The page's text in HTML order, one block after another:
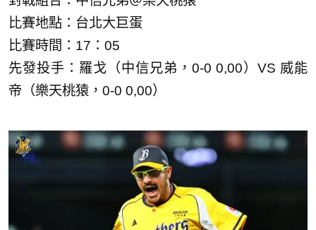
比賽地點：台北大巨蛋
比賽時間：17：05
先發投手：羅戈（中信兄弟，0-0 0,00）VS 威能
帝（樂天桃猿，0-0 0,00）